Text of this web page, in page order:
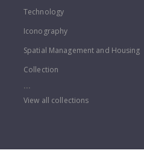
Technology
Iconography
Spatial Management and Housing
Collection
...
View all collections